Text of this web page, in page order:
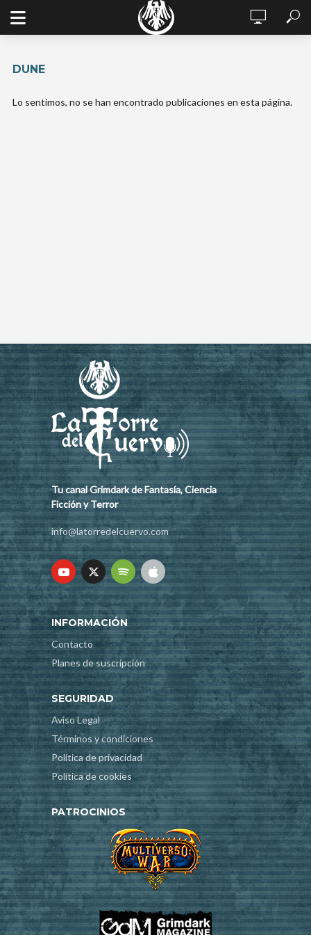
DUNE
Lo sentimos, no se han encontrado publicaciones en esta página.
Tu canal Grimdark de Fantasía, Ciencia
Ficción y Terror
info@latorredelcuervo.com
INFORMACIÓN
Contacto
Planes de suscripción
SEGURIDAD
Aviso Legal
Términos y condiciones
Política de privacidad
Política de cookies
PATROCINIOS